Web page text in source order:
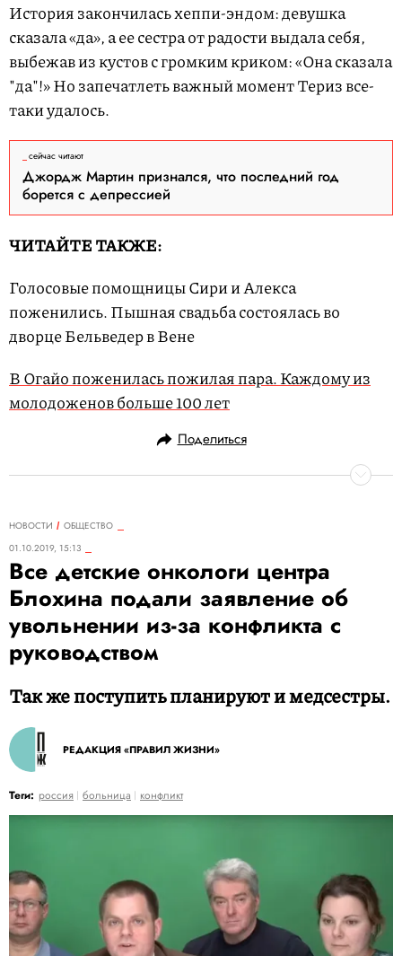
История закончилась хеппи-эндом: девушка
сказала «да», а ее сестра от радости выдала себя,
выбежав из кустов с громким криком: «Она сказала
"да"!» Но запечатлеть важный момент Териз все-
таки удалось.
сейчас читают
Джордж Мартин признался, что последний год
борется с депрессией
ЧИТАЙТЕ ТАКЖЕ:
Голосовые помощницы Сири и Алекса
поженились. Пышная свадьба состоялась во
дворце Бельведер в Вене
В Огайо поженилась пожилая пара. Каждому из
молодоженов больше 100 лет
Поделиться
НОВОСТИ
ОБЩЕСТВО
01.10.2019, 15:13
Все детские онкологи центра
Блохина подали заявление об
увольнении из-за конфликта с
руководством
Так же поступить планируют и медсестры.
РЕДАКЦИЯ «ПРАВИЛ ЖИЗНИ»
Теги: россия больница конфликт